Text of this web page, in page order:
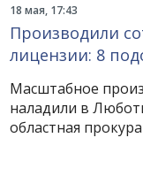
18 мая, 17:43
Производили
лицензии: 8
Масштабное
наладили в
областная